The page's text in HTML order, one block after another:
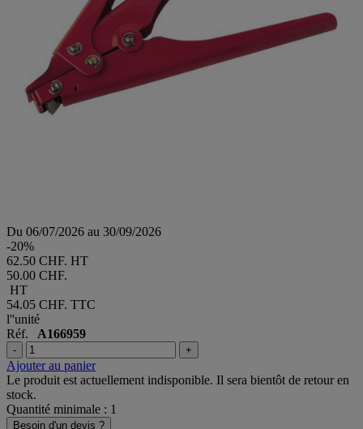
Du 06/07/2026 au 30/09/2026
-20%
62.50 CHF. HT
50.00 CHF.
HT
54.05 CHF. TTC
l''unité
Réf. A166959
- +
Ajouter au panier
Le produit est actuellement indisponible. Il sera bientôt de retour en
stock.
Quantité minimale : 1
Besoin d'un devis ?